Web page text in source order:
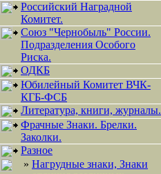
Российский Наградной
Комитет.
Союз "Чернобыль" России.
Подразделения Особого
Риска.
ОДКБ
Юбилейный Комитет ВЧК-
КГБ-ФСБ
Литература, книги, журналы.
Фрачные Знаки. Брелки.
Заколки.
Разное
» Нагрудные знаки, Знаки